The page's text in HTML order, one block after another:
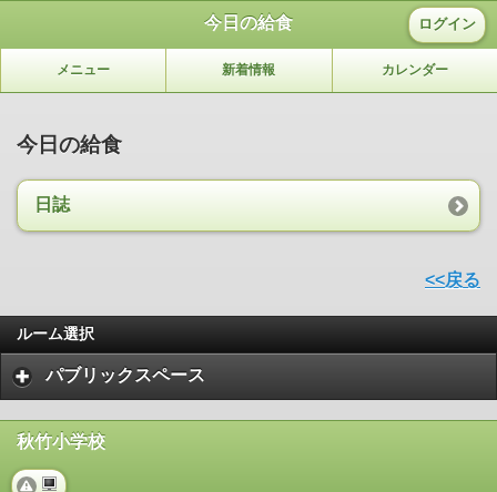
今日の給食 ログイン
メニュー 新着情報 カレンダー
今日の給食
日誌
<<戻る
ルーム選択
パブリックスペース
秋竹小学校